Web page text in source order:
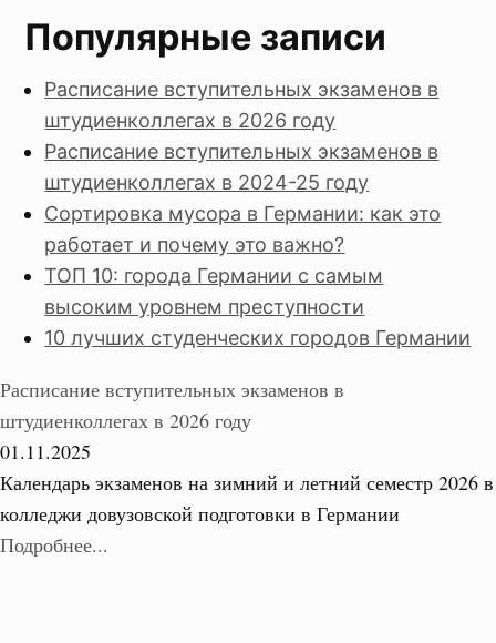
Популярные записи
Расписание вступительных экзаменов в
штудиенколлегах в 2026 году
Расписание вступительных экзаменов в
штудиенколлегах в 2024-25 году
Сортировка мусора в Германии: как это
работает и почему это важно?
ТОП 10: города Германии с самым
высоким уровнем преступности
10 лучших студенческих городов Германии
Расписание вступительных экзаменов в
штудиенколлегах в 2026 году
01.11.2025
Календарь экзаменов на зимний и летний семестр 2026 в
колледжи довузовской подготовки в Германии
Подробнее...